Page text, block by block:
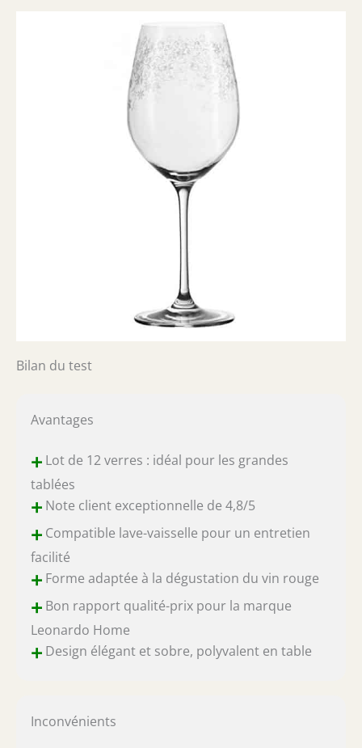
Bilan du test
Avantages
+Lot de 12 verres : idéal pour les grandes
tablées
+Note client exceptionnelle de 4,8/5
+Compatible lave-vaisselle pour un entretien
facilité
+Forme adaptée à la dégustation du vin rouge
+Bon rapport qualité-prix pour la marque
Leonardo Home
+Design élégant et sobre, polyvalent en table
Inconvénients